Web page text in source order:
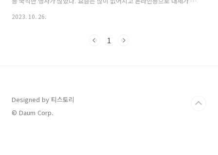
었다. 요즘은 가장 큰 행사가 .NET Conf... 올해는 11월 14~16일까지 열
반의 Blazor로 개발을 진행하고 있다. 당장 .NET 8이 나와도 사이트의
2023. 10. 26.
1
Designed by 티스토리
© Daum Corp.